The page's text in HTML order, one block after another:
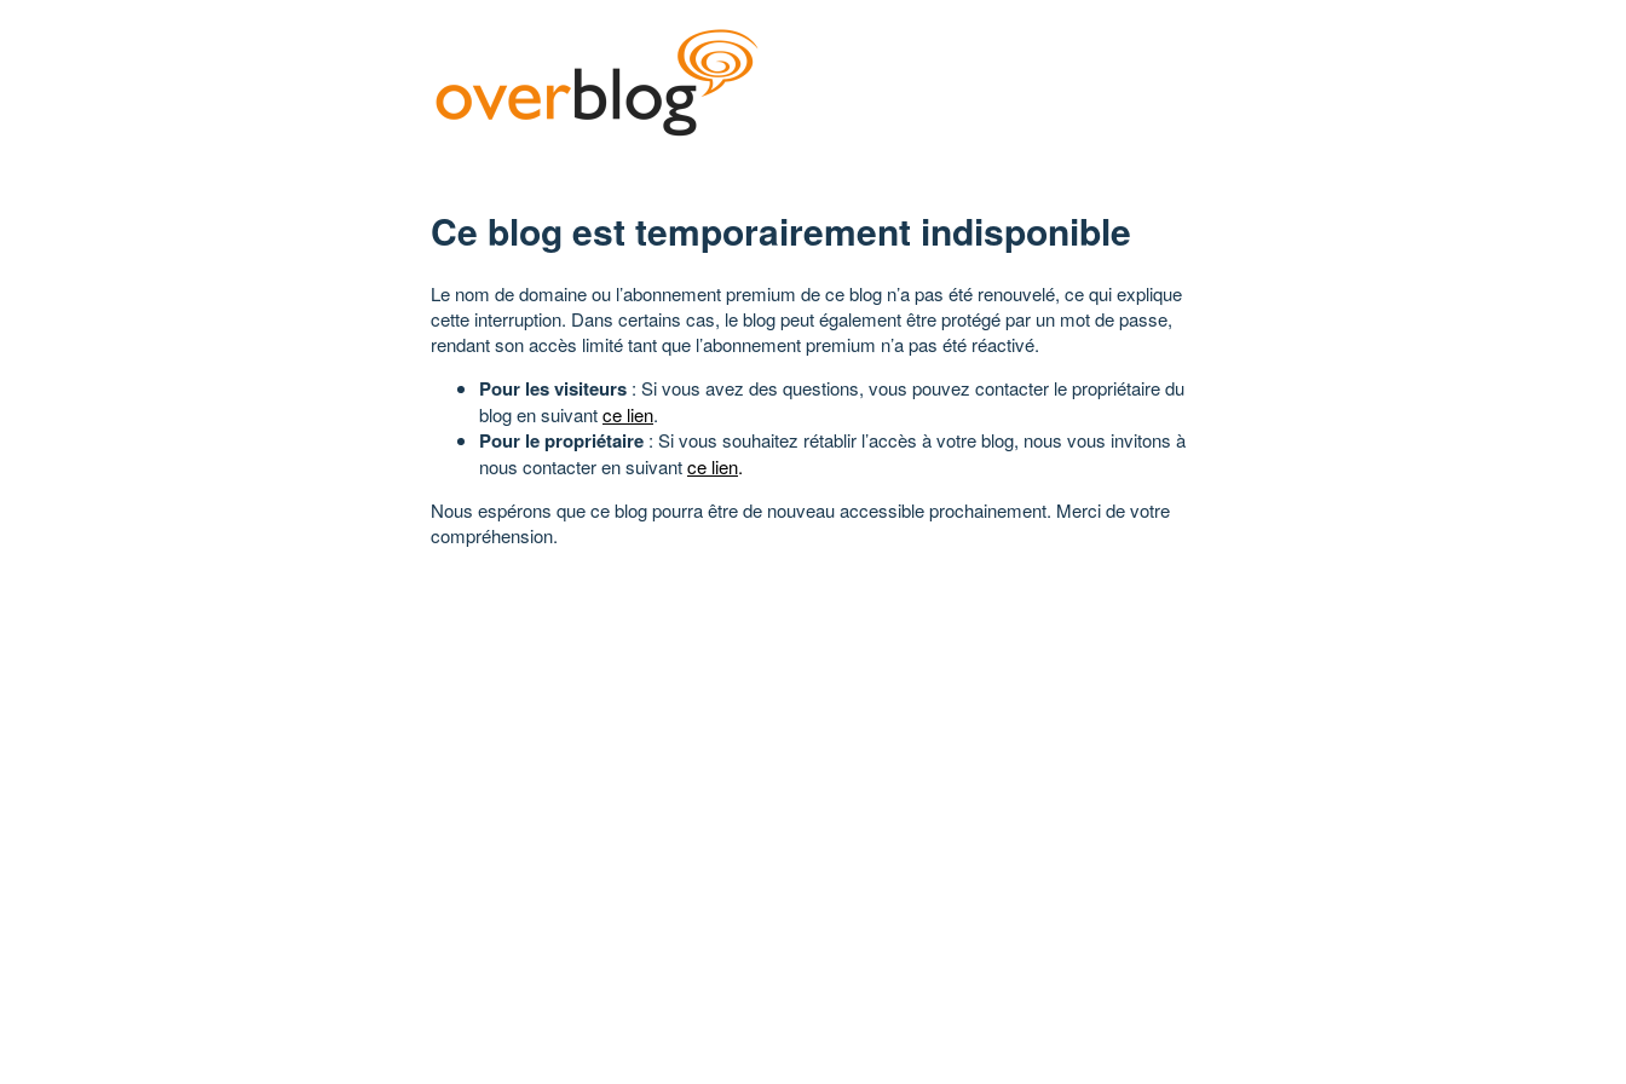
Ce blog est temporairement indisponible
Le nom de domaine ou l’abonnement premium de ce blog n’a pas été renouvelé, ce qui explique
cette interruption. Dans certains cas, le blog peut également être protégé par un mot de passe,
rendant son accès limité tant que l’abonnement premium n’a pas été réactivé.
Pour les visiteurs : Si vous avez des questions, vous pouvez contacter le propriétaire du
blog en suivantce lien.
Pour le propriétaire : Si vous souhaitez rétablir l’accès à votre blog, nous vous invitons à
nous contacter en suivantce lien.
Nous espérons que ce blog pourra être de nouveau accessible prochainement. Merci de votre
compréhension.